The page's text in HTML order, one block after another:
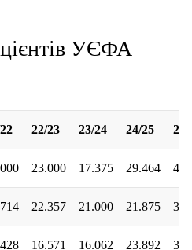
УЄФА
22/23 23/24 24/25 25/
23.000 17.375 29.464
22.357 21.000 21.875
16.571 16.062 23.892